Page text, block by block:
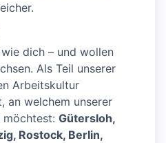
dich – und wollen
Als Teil unserer
Arbeitskultur
an welchem unserer
Gütersloh,
Rostock, Berlin,